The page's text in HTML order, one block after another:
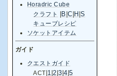
Horadric Cube
クラフト
B |C H |S
キューブレシピ
ソケットアイテム
ガイド
クエストガイド
ACT|1 |2|3|4|5